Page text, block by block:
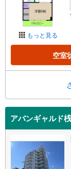
もっと見る
空室
アバンギャルド